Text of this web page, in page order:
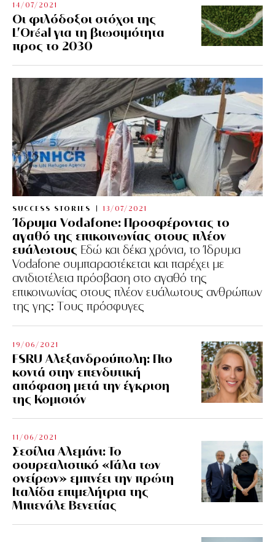
14/07/2021
Οι φιλόδοξοι στόχοι της
L’Oréal για τη βιωσιμότητα
προς το 2030
SUCCESS STORIES 13/07/2021
Ίδρυμα Vodafone: Προσφέροντας το
αγαθό της επικοινωνίας στους πλέον
ευάλωτους Εδώ και δέκα χρόνια, το Ίδρυμα
Vodafone συμπαραστέκεται και παρέχει με
ανιδιοτέλεια πρόσβαση στο αγαθό της
επικοινωνίας στους πλέον ευάλωτους ανθρώπων
της γης: Tους πρόσφυγες
19/06/2021
FSRU Αλεξανδρούπολη: Πιο
κοντά στην επενδυτική
απόφαση μετά την έγκριση
της Κομισιόν
11/06/2021
Σεσίλια Αλεμάνι: Το
σουρεαλιστικό «Γάλα των
ονείρων» εμπνέει την πρώτη
Ιταλίδα επιμελήτρια της
Μπιενάλε Βενετίας